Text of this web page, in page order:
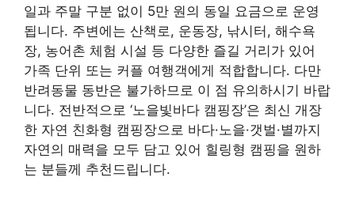
일과 주말 구분 없이 5만 원의 동일 요금으로 운영
됩니다. 주변에는 산책로, 운동장, 낚시터, 해수욕
장, 농어촌 체험 시설 등 다양한 즐길 거리가 있어
가족 단위 또는 커플 여행객에게 적합합니다. 다만
반려동물 동반은 불가하므로 이 점 유의하시기 바랍
니다. 전반적으로 ‘노을빛바다 캠핑장’은 최신 개장
한 자연 친화형 캠핑장으로 바다·노을·갯벌·별까지
자연의 매력을 모두 담고 있어 힐링형 캠핑을 원하
는 분들께 추천드립니다.